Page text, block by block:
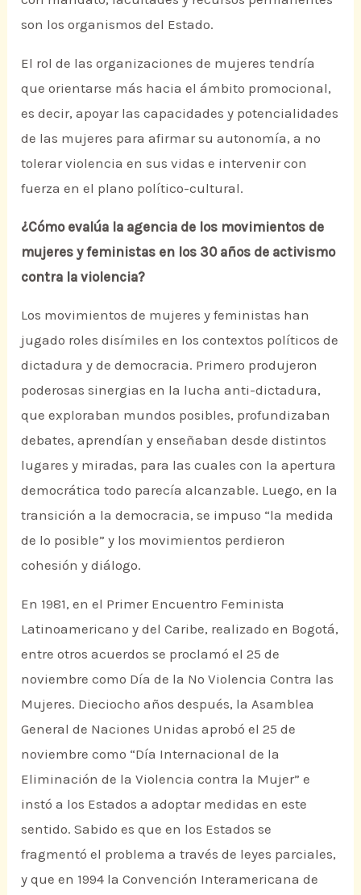
son los organismos del Estado.
El rol de las organizaciones de mujeres tendría
que orientarse más hacia el ámbito promocional,
es decir, apoyar las capacidades y potencialidades
de las mujeres para afirmar su autonomía, a no
tolerar violencia en sus vidas e intervenir con
fuerza en el plano político-cultural.
¿Cómo evalúa la agencia de los movimientos de
mujeres y feministas en los 30 años de activismo
contra la violencia?
Los movimientos de mujeres y feministas han
jugado roles disímiles en los contextos políticos de
dictadura y de democracia. Primero produjeron
poderosas sinergias en la lucha anti-dictadura,
que exploraban mundos posibles, profundizaban
debates, aprendían y enseñaban desde distintos
lugares y miradas, para las cuales con la apertura
democrática todo parecía alcanzable. Luego, en la
transición a la democracia, se impuso “la medida
de lo posible” y los movimientos perdieron
cohesión y diálogo.
En 1981, en el Primer Encuentro Feminista
Latinoamericano y del Caribe, realizado en Bogotá,
entre otros acuerdos se proclamó el 25 de
noviembre como Día de la No Violencia Contra las
Mujeres. Dieciocho años después, la Asamblea
General de Naciones Unidas aprobó el 25 de
noviembre como “Día Internacional de la
Eliminación de la Violencia contra la Mujer” e
instó a los Estados a adoptar medidas en este
sentido. Sabido es que en los Estados se
fragmentó el problema a través de leyes parciales,
y que en 1994 la Convención Interamericana de